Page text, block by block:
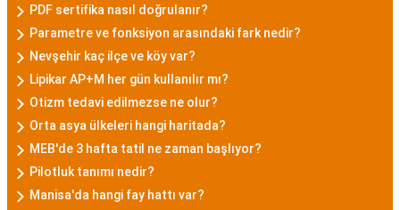
PDF sertifika nasıl doğrulanır?
Parametre ve fonksiyon arasındaki fark nedir?
Nevşehir kaç ilçe ve köy var?
Lipikar AP+M her gün kullanılır mı?
Otizm tedavi edilmezse ne olur?
Orta asya ülkeleri hangi haritada?
MEB'de 3 hafta tatil ne zaman başlıyor?
Pilotluk tanımı nedir?
Manisa'da hangi fay hattı var?